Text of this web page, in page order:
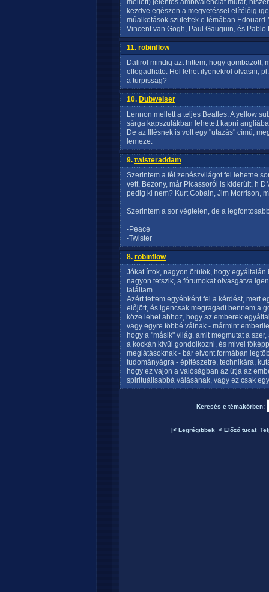
mellett) jelentős ambivalenciát mutat,
kezdve egészen a megvetéssel elítélőig
műalkotások születtek e témában
Vincent van Gogh, Paul Gauguin, és Pablo
11. robinflow
Dalirol mindig azt hittem, hogy gombazott,
elfogadhato. Hol lehet ilyenekrol olvasni,
a turpissag?
10. Dubweiser
Lennon mellett a teljes Beatles. A yellow
sárga kapszulákban lehetett kapni
De az Illésnek is volt egy "utazás" című,
lemeze.
9. twisteraddam
Szerintem a fél zenészvilágot fel lehetne
vett. Bezony, már Picassoról is kiderült, h
pedig ki nem? Kurt Cobain, Jim Morrison,
Szerintem a sor végtelen, de a
-Peace
-Twister
8. robinflow
Jókat írtok, nagyon örülök, hogy
nagyon tetszik, a fórumokat olvasgatva
találtam.
Azért tettem egyébként fel a kérdést, mert
előjött, és igencsak megragadt bennem a
köze lehet ahhoz, hogy az emberek
vagy egyre többé válnak - mármint
hogy a "másik" világ, amit megmutat a
a kockán kívül gondolkozni, és mivel
meglátásoknak - bár elvont formában
tudományágra - építészetre, technikára,
hogy ez vajon a valóságban az útja az
spirituálisabbá válásának, vagy ez csak
Keresés e témakörben:
|< Legrégibbek < Előző tucat